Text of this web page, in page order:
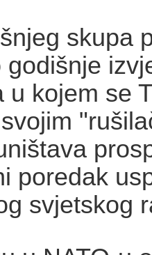
skupa
godišnje
u kojem se
poredak
svjetskog